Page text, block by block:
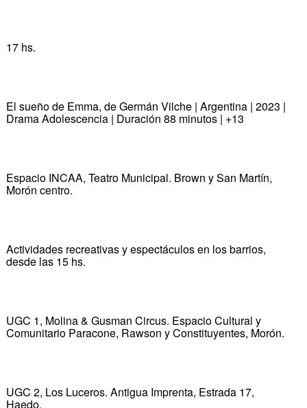
17 hs.
El sueño de Emma, de Germán Vilche | Argentina | 2023 |
Drama Adolescencia | Duración 88 minutos | +13
Espacio INCAA, Teatro Municipal. Brown y San Martín,
Morón centro.
Actividades recreativas y espectáculos en los barrios,
desde las 15 hs.
UGC 1, Molina & Gusman Circus. Espacio Cultural y
Comunitario Paracone, Rawson y Constituyentes, Morón.
UGC 2, Los Luceros. Antigua Imprenta, Estrada 17,
Haedo.